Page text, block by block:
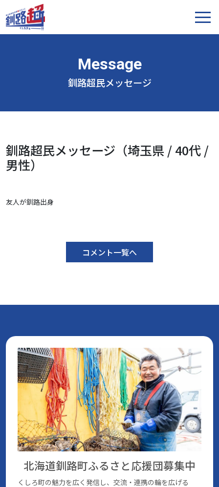
釧路超民メッセージ
釧路超民メッセージ（埼玉県 / 40代 /
男性）
友人が釧路出身
コメント一覧へ
北海道釧路町ふるさと応援団募集中
くしろ町の魅⼒を広く発信し、交流・連携の輪を広げる